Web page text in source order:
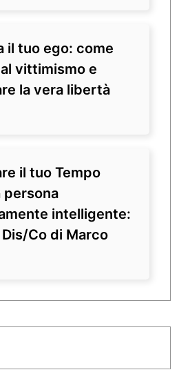
il tuo ego: come
vittimismo e
la vera libertà
il tuo Tempo
persona
intelligente:
Co di Marco